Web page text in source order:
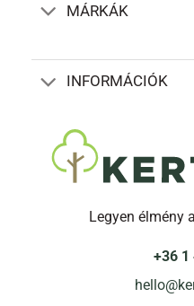
MÁRKÁK
INFORMÁCIÓK
Legyen élmény
+36 1